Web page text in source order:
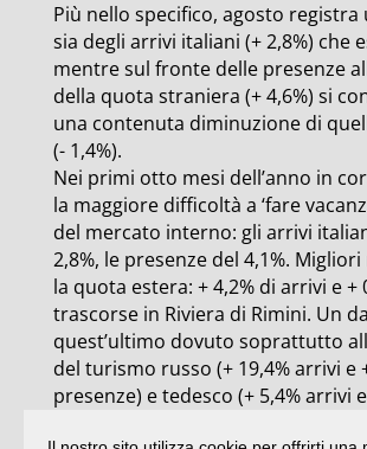
Più nello specifico, agosto registra
sia degli arrivi italiani (+ 2,8%) che
mentre sul fronte delle presenze
della quota straniera (+ 4,6%) si
una contenuta diminuzione di
(- 1,4%).
Nei primi otto mesi dell’anno in
la maggiore difficoltà a ‘fare
del mercato interno: gli arrivi
2,8%, le presenze del 4,1%.
la quota estera: + 4,2% di arrivi e +
trascorse in Riviera di Rimini. Un
quest’ultimo dovuto soprattutto
del turismo russo (+ 19,4% arrivi e
presenze) e tedesco (+ 5,4% arrivi